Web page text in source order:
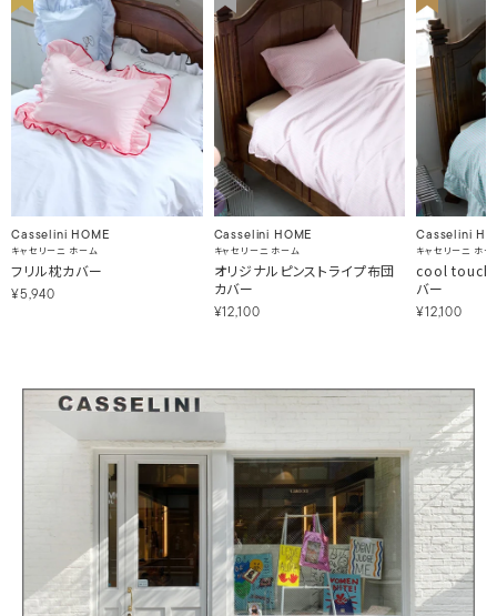
Casselini HOME
キャセリーニ ホーム
フリル枕カバー
¥5,940
Casselini HOME
キャセリーニ ホーム
オリジナルピンストライプ布団
カバー
¥12,100
Casselini
キャセリーニ ホー
cool touch
バー
¥12,100